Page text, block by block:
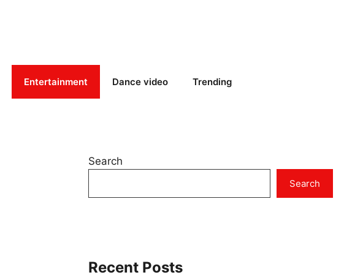
Entertainment Dance video Trending
Search
Search
Recent Posts